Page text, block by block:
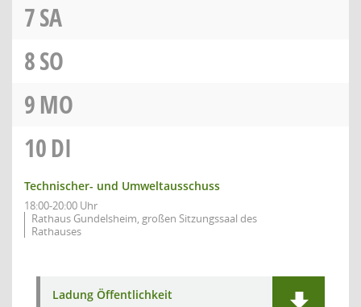
7SA
8SO
9MO
10DI
Technischer- und Umweltausschuss
18:00-20:00 Uhr
Rathaus Gundelsheim, großen Sitzungssaal des
Rathauses
Ladung Öffentlichkeit